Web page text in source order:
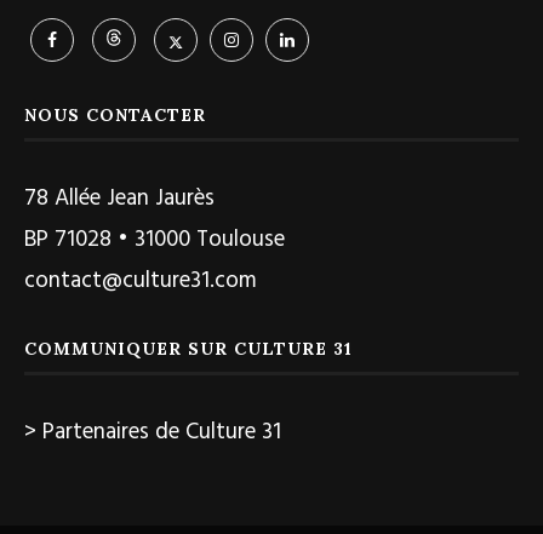
NOUS CONTACTER
78 Allée Jean Jaurès
BP 71028 • 31000 Toulouse
contact@culture31.com
COMMUNIQUER SUR CULTURE 31
> Partenaires de Culture 31